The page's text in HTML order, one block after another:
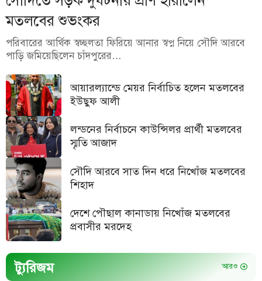
মতলবের শুভংকর
পরিবারের আর্থিক স্বচ্ছলতা ফিরিয়ে আনার স্বপ্ন নিয়ে সৌদি আরবে
পাড়ি জমিয়েছিলেন চাঁদপুরের…
আয়ারল্যান্ডে মেয়র নির্বাচিত হলেন মতলবের
ইউছুফ আলী
লন্ডনের নির্বাচনে কাউন্সিলর প্রার্থী মতলবের
স্মৃতি আজাদ
সৌদি আরবে সাত দিন ধরে নিখোঁজ মতলবের
শিহাদ
দেশে পৌছাল কানাডায় নিখোঁজ মতলবের
প্রবাসীর মরদেহ
ট্যুরিজম আরও